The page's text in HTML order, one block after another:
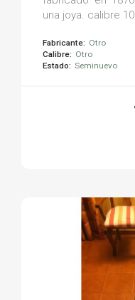
una joya. calibre
Fabricante: Otro
Calibre: Otro
Estado: Seminuevo